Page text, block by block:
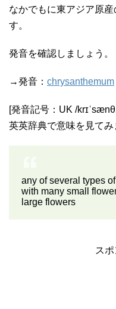
なかでもに東アジア原
す。
発音を確認しましょう。
→発音： chrysanthemum
[発音記号：UK /
英英辞典で意味を見てみ
any of several types
with many small
large flowers
ス